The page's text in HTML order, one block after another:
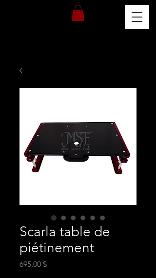
Scarla table de
piétinement
695,00 $Prix